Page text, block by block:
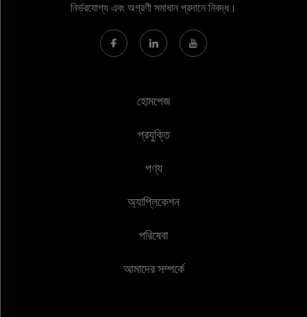
নির্ভরযোগ্য এবং অগ্রণী সমাধান প্রদানে নিবদ্ধ।
হোমপেজ
প্রযুক্তি
পণ্য
অ্যাপ্লিকেশন
পরিষেবা
আমাদের সম্পর্কে